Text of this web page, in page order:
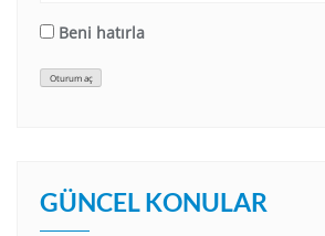
Beni hatırla
Oturum aç
GÜNCEL KONULAR